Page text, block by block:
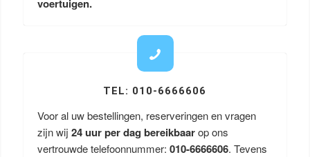
voertuigen.
TEL: 010-6666606
Voor al uw bestellingen, reserveringen en vragen
zijn wij 24 uur per dag bereikbaarop ons
vertrouwde telefoonnummer: 010-6666606. Tevens